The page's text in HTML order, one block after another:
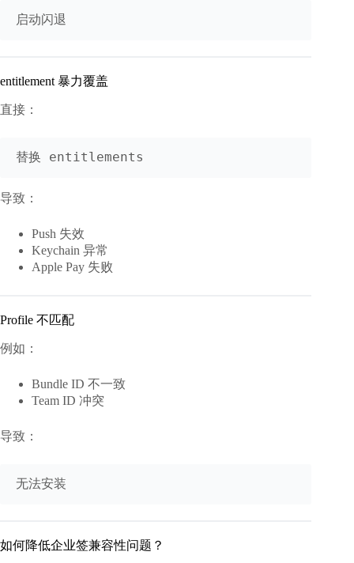
entitlement 暴力覆盖
直接：
导致：
Push 失效
Keychain 异常
Apple Pay 失败
Profile 不匹配
例如：
Bundle ID 不一致
Team ID 冲突
导致：
如何降低企业签兼容性问题？